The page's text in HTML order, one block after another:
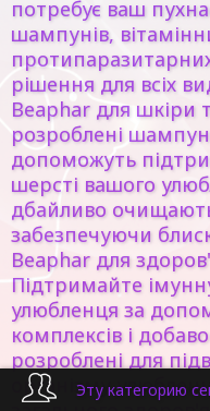
потребує ваш
шампунів,
рішення для всіх
Beaphar для шкіри
розроблені
допоможуть
шерсті вашого
дбайливо
забезпечуючи
Beaphar для
Підтримайте
улюбленця за
комплексів і
розроблені для
організмуЭту категорию